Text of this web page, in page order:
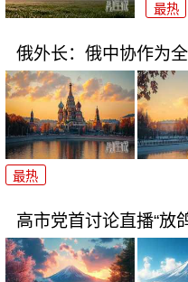
最热
俄外长：俄中协作为
最热
高市党首讨论直播“